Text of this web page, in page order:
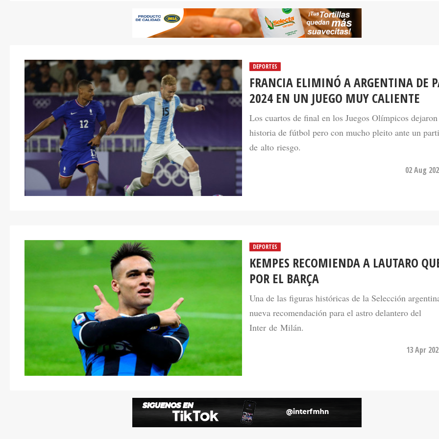
FRANCIA ELIMINÓ A ARGENTINA DE
2024 EN UN JUEGO MUY CALIENTE
Los cuartos de final en los Juegos Olímpicos
historia de fútbol pero con mucho pleito ante un
de alto riesgo.
KEMPES RECOMIENDA A LAUTARO
POR EL BARÇA
Una de las figuras históricas de la Selección
nueva recomendación para el astro delantero del
Inter de Milán.